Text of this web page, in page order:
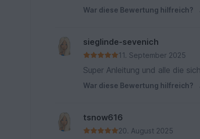
War diese Bewertung hilfreich?
sieglinde-sevenich
11. September 2025
Super Anleitung und alle die
War diese Bewertung hilfreich?
tsnow616
20. August 2025